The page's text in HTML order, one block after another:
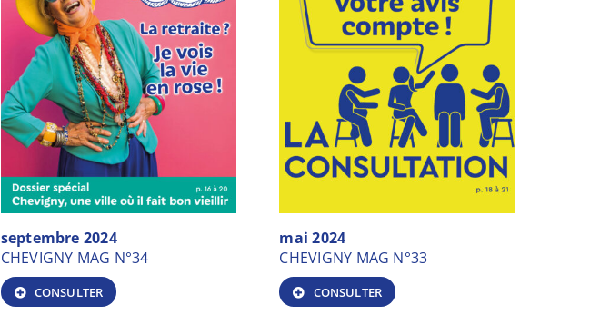
septembre 2024
CHEVIGNY MAG N°34
CONSULTER
mai 2024
CHEVIGNY MAG N°33
CONSULTER